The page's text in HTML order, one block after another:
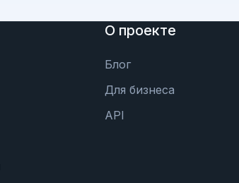
О проекте
Блог
Для бизнеса
API